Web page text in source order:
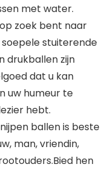
met water.
zoek bent naar
stuiterende
drukballen zijn
dat u kan
uw humeur te
hebt.
ballen is beste
man, vriendin,
hen